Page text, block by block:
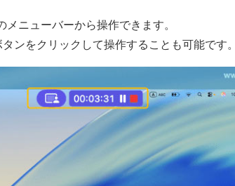
ニューバーから操作できます。
ンをクリックして操作することも可能です。